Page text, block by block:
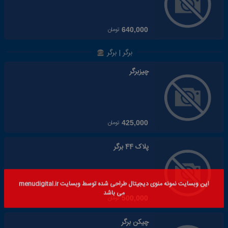
640,000 تومان
برگر | برگر
چیزبرگر
425,000 تومان
پلاک 44 برگر
500,000 تومان
چیکن برگر